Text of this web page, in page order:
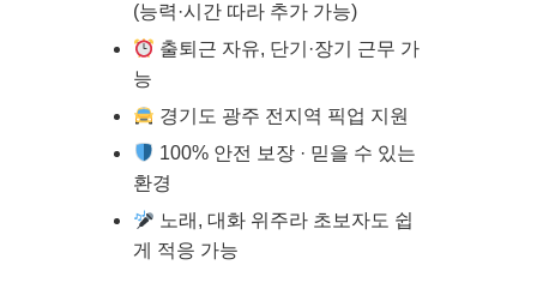
(능력·시간 따라 추가 가능)
출퇴근 자유, 단기·장기 근무 가
능
경기도 광주 전지역 픽업 지원
100% 안전 보장 · 믿을 수 있는
환경
노래, 대화 위주라 초보자도 쉽
게 적응 가능